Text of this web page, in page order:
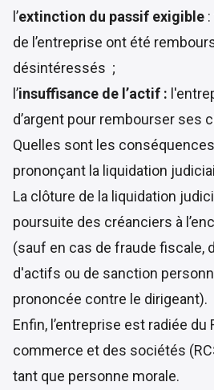
l’extinction du passif exigible
de l’entreprise ont été
désintéressés ;
l’insuffisance de l’actif :
d’argent pour rembourser ses
Quelles sont les
prononçant la liquidation
La clôture de la liquidation
poursuite des créanciers à
(sauf en cas de fraude fiscale,
d'actifs ou de sanction
prononcée contre le dirigeant).
Enfin, l’entreprise est radiée du
commerce et des sociétés
tant que personne morale.